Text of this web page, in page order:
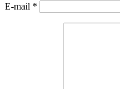
E-mail *